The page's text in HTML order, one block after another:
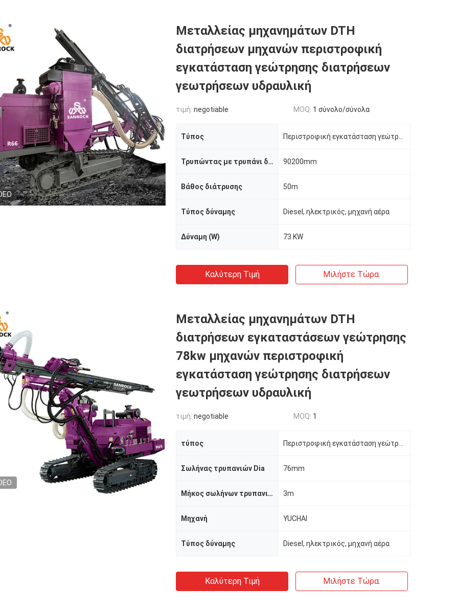
Μεταλλείας μηχανημάτων DTH
διατρήσεων μηχανών περιστροφική
εγκατάσταση γεώτρησης διατρήσεων
γεωτρήσεων υδραυλική
τιμή: negotiable MOQ: 1 σύνολο/σύνολα
Τύπος
Τρυπώντας με τρυπάνι διάμετρος 90200mm
Βάθος διάτρυσης 50m
Τύπος δύναμης Diesel, ηλεκτρικός, μηχανή αέρα
Δύναμη (W) 73.KW
Καλύτερη Τιμή Μιλήστε Τώρα.
Μεταλλείας μηχανημάτων DTH
διατρήσεων εγκαταστάσεων γεώτρησης
78kw μηχανών περιστροφική
εγκατάσταση γεώτρησης διατρήσεων
γεωτρήσεων υδραυλική
τιμή: negotiable MOQ: 1
τύπος
Σωλήνας τρυπανιών Dia 76mm
Μήκος σωλήνων τρυπανιών 3m
Μηχανή YUCHAI
Τύπος δύναμης Diesel, ηλεκτρικός, μηχανή αέρα
Καλύτερη Τιμή Μιλήστε Τώρα.